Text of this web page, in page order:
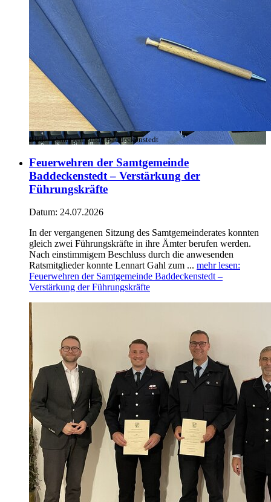
Bild:© Samtgemeinde Baddeckenstedt
Feuerwehren der Samtgemeinde
Baddeckenstedt – Verstärkung der
Führungskräfte
Datum: 24.07.2026
In der vergangenen Sitzung des Samtgemeinderates konnten
gleich zwei Führungskräfte in ihre Ämter berufen werden.
Nach einstimmigem Beschluss durch die anwesenden
Ratsmitglieder konnte Lennart Gahl zum ... mehr lesen:
Feuerwehren der Samtgemeinde Baddeckenstedt –
Verstärkung der Führungskräfte